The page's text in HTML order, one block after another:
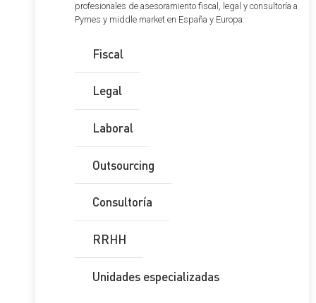
profesionales de asesoramiento fiscal, legal y consultoría a
Pymes y middle market en España y Europa.
Fiscal
Legal
Laboral
Outsourcing
Consultoría
RRHH
Unidades especializadas